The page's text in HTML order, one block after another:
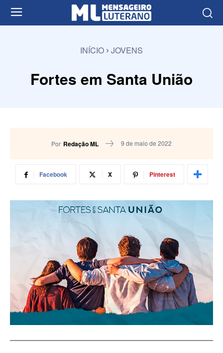
INÍCIO JOVENS
Fortes em Santa União
Por Redação ML 9 de maio de 2022
Facebook X Pinterest